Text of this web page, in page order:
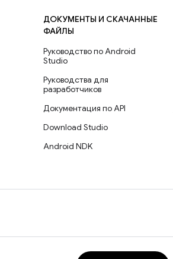
ДОКУМЕНТЫ И СКАЧАННЫЕ
ФАЙЛЫ
Руководство по Android
Studio
Руководства для
разработчиков
Документация по API
Download Studio
Android NDK